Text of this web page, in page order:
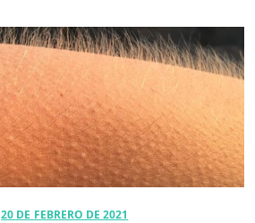
20 DE FEBRERO DE 2021